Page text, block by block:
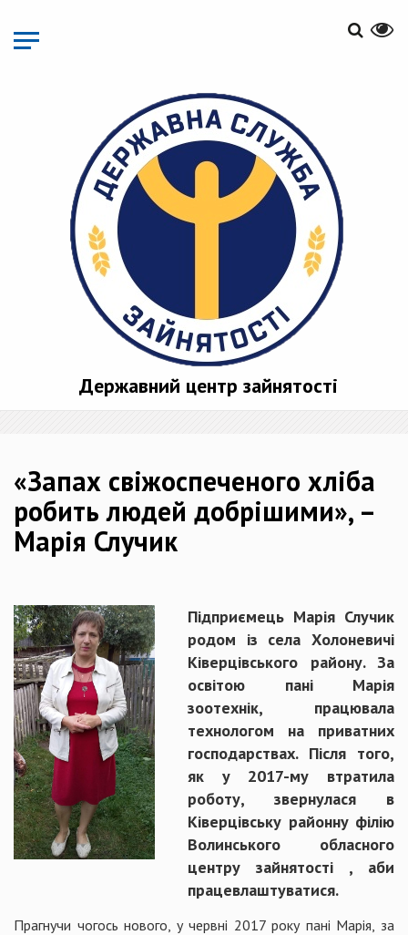
основного
матеріалу
Державний центр зайнятості
«Запах свіжоспеченого хліба
робить людей добрішими», –
Марія Случик
Підприємець Марія Случик
родом із села Холоневичі
Ківерцівського району. За
освітою пані Марія
зоотехнік, працювала
технологом на приватних
господарствах. Після того,
як у 2017-му втратила
роботу, звернулася в
Ківерцівську районну філію
Волинського обласного
центру зайнятості , аби
працевлаштуватися.
Прагнучи чогось нового, у червні 2017 року пані Марія, за